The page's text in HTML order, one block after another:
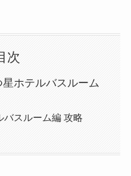
次
ホテルバスルーム
バスルーム編 攻略